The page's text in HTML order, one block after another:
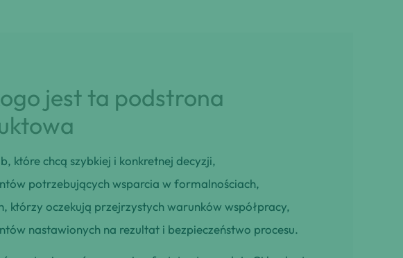
jest ta podstrona
które chcą szybkiej i konkretnej decyzji,
potrzebujących wsparcia w formalnościach,
którzy oczekują przejrzystych warunków współpracy,
nastawionych na rezultat i bezpieczeństwo procesu.